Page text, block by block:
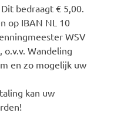
bedraagt € 5,00.
op IBAN NL 10
WSV
o.v.v. Wandeling
en zo mogelijk uw
kan uw